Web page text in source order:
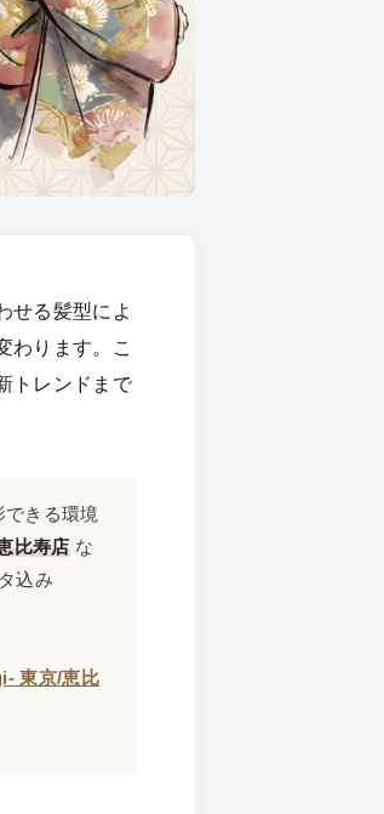
せる髪型によ
わります。こ
トレンドまで
きる環境
比寿店な
込み
東京/恵比